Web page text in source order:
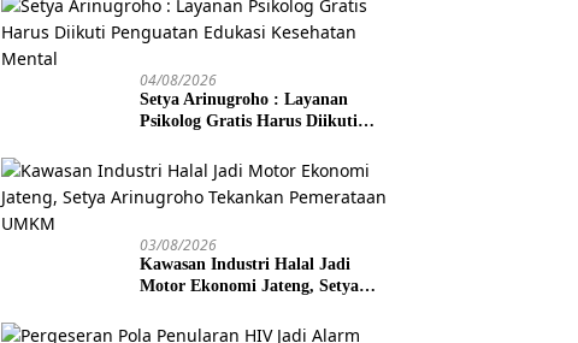
04/08/2026
Setya Arinugroho : Layanan
Psikolog Gratis Harus Diikuti
Mental
03/08/2026
Kawasan Industri Halal Jadi
Motor Ekonomi Jateng, Setya
Pemerataan UMKM